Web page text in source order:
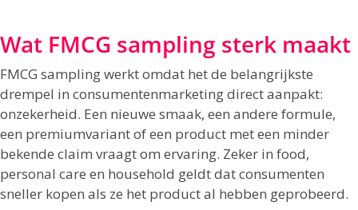
Wat FMCG sampling sterk maakt
FMCG sampling werkt omdat het de belangrijkste
drempel in consumentenmarketing direct aanpakt:
onzekerheid. Een nieuwe smaak, een andere formule,
een premiumvariant of een product met een minder
bekende claim vraagt om ervaring. Zeker in food,
personal care en household geldt dat consumenten
sneller kopen als ze het product al hebben geprobeerd.